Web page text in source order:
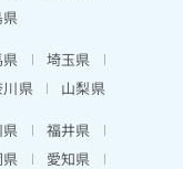
埼玉県
県
山梨県
福井県
愛知県